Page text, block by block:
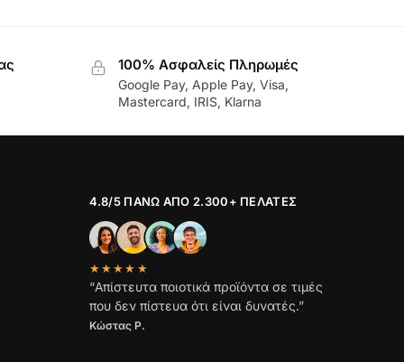
100% Ασφαλείς Πληρωμές
Google Pay, Apple Pay, Visa,
Mastercard, IRIS, Klarna
4.8/5 ΠΆΝΩ ΑΠΌ 2.300+ ΠΕΛΆΤΕΣ
★★★★★
“Απίστευτα ποιοτικά προϊόντα σε τιμές
που δεν πίστευα ότι είναι δυνατές.”
Κώστας Ρ.